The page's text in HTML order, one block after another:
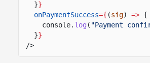
}}
onPaymentSuccess={ (sig) => {
console. log ( "Payment
}}
/>